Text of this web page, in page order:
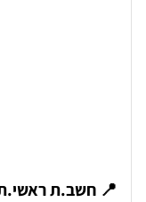
📍 חשב.ת ראשי.ת